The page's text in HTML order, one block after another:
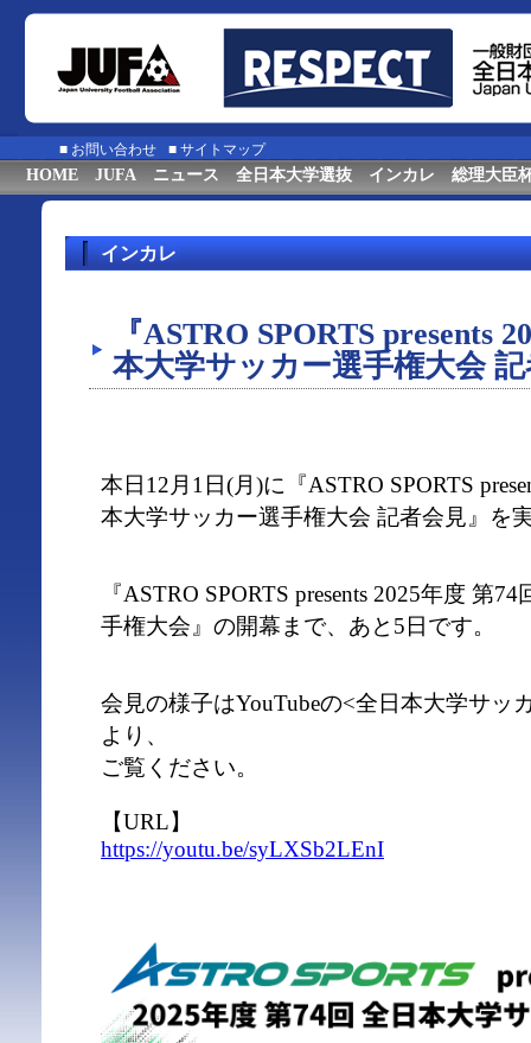
■ お問い合わせ ■ サイトマップ
HOME JUFA ニュース 全日本大学選抜 インカレ 総理大臣
インカレ
『ASTRO SPORTS presents
本大学サッカー選手権大会
本日12月1日(月)に『ASTRO SPORTS
本大学サッカー選手権大会 記者会見』を
『ASTRO SPORTS presents 2025年度 第
手権大会』の開幕まで、あと5日です。
会見の様子はYouTubeの<全日本大学サッ
より、
ご覧ください。
【URL】
https://youtu.be/syLXSb2LEnI